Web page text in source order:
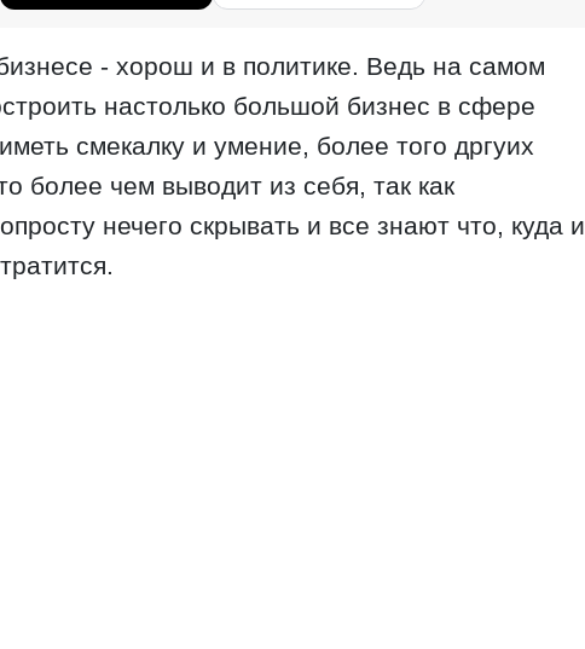
- хорош и в политике. Ведь на самом
настолько большой бизнес в сфере
смекалку и умение, более того дргуих
более чем выводит из себя, так как
нечего скрывать и все знают что, куда и